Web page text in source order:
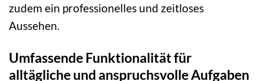
zudem ein professionelles und zeitloses
Aussehen.
Umfassende Funktionalität für
alltägliche und anspruchsvolle Aufgaben